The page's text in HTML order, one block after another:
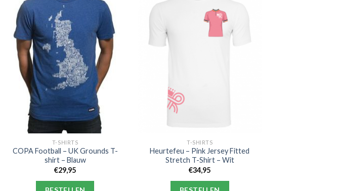
T-SHIRTS
COPA Football – UK Grounds T-
shirt – Blauw
€29,95
T-SHIRTS
Heurtefeu – Pink Jersey Fitted
Stretch T-Shirt – Wit
€34,95